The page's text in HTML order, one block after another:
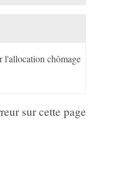
l'allocation chômage
sur cette page